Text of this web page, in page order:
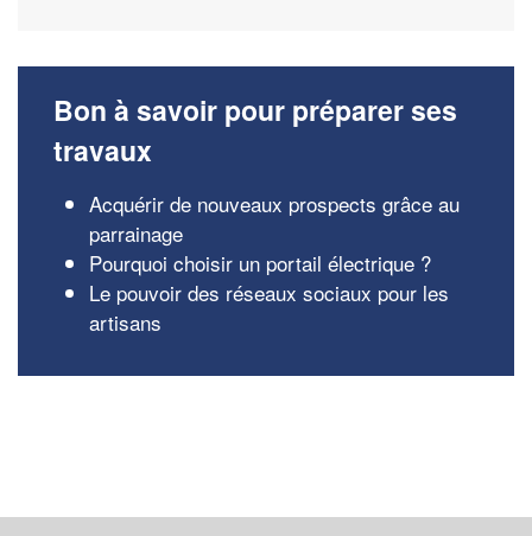
Bon à savoir pour préparer ses
travaux
Acquérir de nouveaux prospects grâce au
parrainage
Pourquoi choisir un portail électrique ?
Le pouvoir des réseaux sociaux pour les
artisans